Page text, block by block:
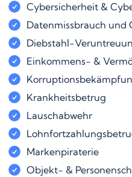
Cybersicherheit &
Datenmissbrauch
Diebstahl-
Einkommens- &
Krankheitsbetrug
Lauschabwehr
Markenpiraterie
Objekt- &